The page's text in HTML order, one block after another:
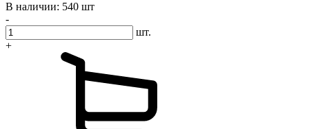
В наличии: 540 шт
-
шт.
+